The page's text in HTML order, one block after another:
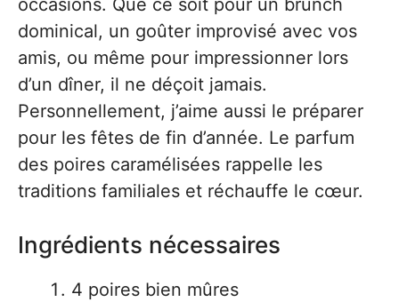
occasions. Que ce soit pour un brunch
dominical, un goûter improvisé avec vos
amis, ou même pour impressionner lors
d’un dîner, il ne déçoit jamais.
Personnellement, j’aime aussi le préparer
pour les fêtes de fin d’année. Le parfum
des poires caramélisées rappelle les
traditions familiales et réchauffe le cœur.
Ingrédients nécessaires
4 poires bien mûres